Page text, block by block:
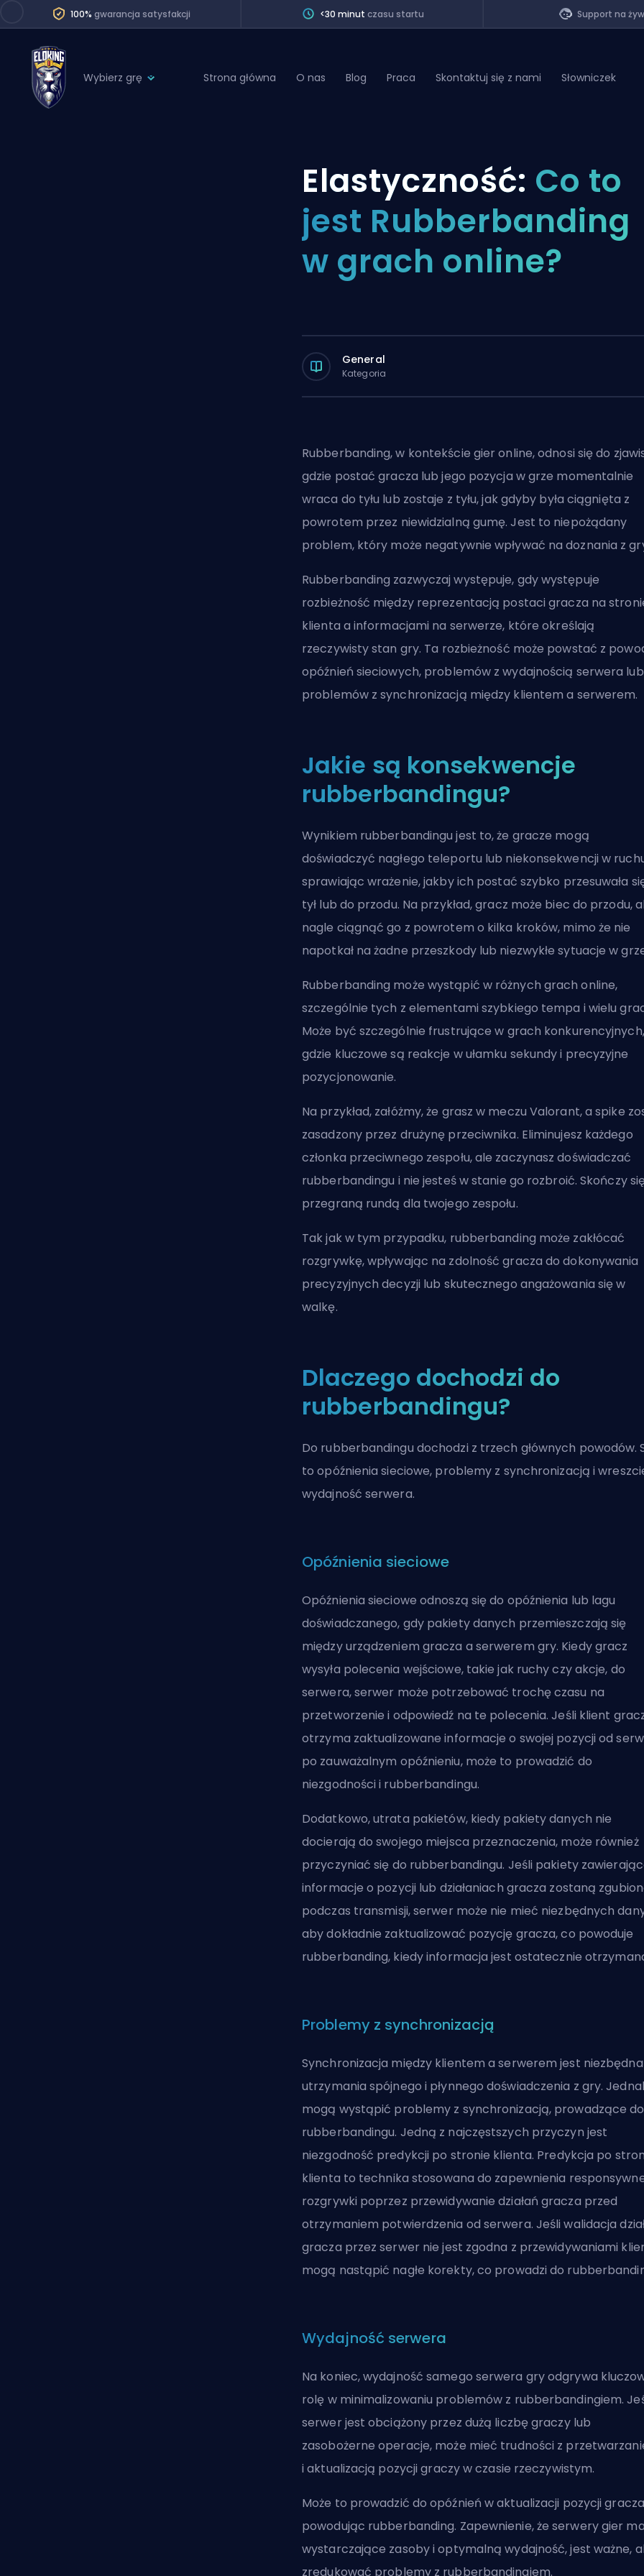
100% gwarancja satysfakcji <30 minutczasu startu Support na
Wybierz grę
Division Boost
Coaching
Strona główna O nas Blog Praca Skontaktuj się z nami Słowniczek
Elastyczność: Co to
jest Rubberbanding
w grach online?
General
Kategoria
Rubberbanding, w kontekście gier online, odnosi się do
gdzie postać gracza lub jego pozycja w grze momentalnie
wraca do tyłu lub zostaje z tyłu, jak gdyby była ciągnięta z
powrotem przez niewidzialną gumę. Jest to niepożądany
problem, który może negatywnie wpływać na doznania z
Rubberbanding zazwyczaj występuje, gdy występuje
rozbieżność między reprezentacją postaci gracza na
klienta a informacjami na serwerze, które określają
rzeczywisty stan gry. Ta rozbieżność może powstać z
opóźnień sieciowych, problemów z wydajnością serwera lub
problemów z synchronizacją między klientem a serwerem.
Jakie są konsekwencje
rubberbandingu?
Wynikiem rubberbandingu jest to, że gracze mogą
doświadczyć nagłego teleportu lub niekonsekwencji w
sprawiając wrażenie, jakby ich postać szybko przesuwała
tył lub do przodu. Na przykład, gracz może biec do przodu,
nagle ciągnąć go z powrotem o kilka kroków, mimo że nie
napotkał na żadne przeszkody lub niezwykłe sytuacje w
Rubberbanding może wystąpić w różnych grach online,
szczególnie tych z elementami szybkiego tempa i wielu
Może być szczególnie frustrujące w grach konkurencyjnych,
gdzie kluczowe są reakcje w ułamku sekundy i precyzyjne
pozycjonowanie.
Na przykład, załóżmy, że grasz w meczu Valorant, a spike
zasadzony przez drużynę przeciwnika. Eliminujesz każdego
członka przeciwnego zespołu, ale zaczynasz doświadczać
rubberbandingu i nie jesteś w stanie go rozbroić. Skończy
przegraną rundą dla twojego zespołu.
Tak jak w tym przypadku, rubberbanding może zakłócać
rozgrywkę, wpływając na zdolność gracza do dokonywania
precyzyjnych decyzji lub skutecznego angażowania się w
walkę.
Dlaczego dochodzi do
rubberbandingu?
Do rubberbandingu dochodzi z trzech głównych powodów.
to opóźnienia sieciowe, problemy z synchronizacją i
wydajność serwera.
Opóźnienia sieciowe
Opóźnienia sieciowe odnoszą się do opóźnienia lub lagu
doświadczanego, gdy pakiety danych przemieszczają się
między urządzeniem gracza a serwerem gry. Kiedy gracz
wysyła polecenia wejściowe, takie jak ruchy czy akcje, do
serwera, serwer może potrzebować trochę czasu na
przetworzenie i odpowiedź na te polecenia. Jeśli klient
otrzyma zaktualizowane informacje o swojej pozycji od
po zauważalnym opóźnieniu, może to prowadzić do
niezgodności i rubberbandingu.
Dodatkowo, utrata pakietów, kiedy pakiety danych nie
docierają do swojego miejsca przeznaczenia, może również
przyczyniać się do rubberbandingu. Jeśli pakiety
informacje o pozycji lub działaniach gracza zostaną
podczas transmisji, serwer może nie mieć niezbędnych
aby dokładnie zaktualizować pozycję gracza, co powoduje
rubberbanding, kiedy informacja jest ostatecznie
Problemy z synchronizacją
Synchronizacja między klientem a serwerem jest
utrzymania spójnego i płynnego doświadczenia z gry.
mogą wystąpić problemy z synchronizacją, prowadzące do
rubberbandingu. Jedną z najczęstszych przyczyn jest
niezgodność predykcji po stronie klienta. Predykcja po
klienta to technika stosowana do zapewnienia
rozgrywki poprzez przewidywanie działań gracza przed
otrzymaniem potwierdzenia od serwera. Jeśli walidacja
gracza przez serwer nie jest zgodna z przewidywaniami
mogą nastąpić nagłe korekty, co prowadzi do
Wydajność serwera
Na koniec, wydajność samego serwera gry odgrywa
rolę w minimalizowaniu problemów z rubberbandingiem.
serwer jest obciążony przez dużą liczbę graczy lub
zasobożerne operacje, może mieć trudności z
i aktualizacją pozycji graczy w czasie rzeczywistym.
Może to prowadzić do opóźnień w aktualizacji pozycji
powodując rubberbanding. Zapewnienie, że serwery gier
wystarczające zasoby i optymalną wydajność, jest ważne,
zredukować problemy z rubberbandingiem.